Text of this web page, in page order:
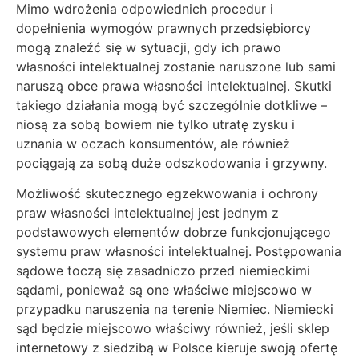
Mimo wdrożenia odpowiednich procedur i
dopełnienia wymogów prawnych przedsiębiorcy
mogą znaleźć się w sytuacji, gdy ich prawo
własności intelektualnej zostanie naruszone lub sami
naruszą obce prawa własności intelektualnej. Skutki
takiego działania mogą być szczególnie dotkliwe –
niosą za sobą bowiem nie tylko utratę zysku i
uznania w oczach konsumentów, ale również
pociągają za sobą duże odszkodowania i grzywny.
Możliwość skutecznego egzekwowania i ochrony
praw własności intelektualnej jest jednym z
podstawowych elementów dobrze funkcjonującego
systemu praw własności intelektualnej. Postępowania
sądowe toczą się zasadniczo przed niemieckimi
sądami, ponieważ są one właściwe miejscowo w
przypadku naruszenia na terenie Niemiec. Niemiecki
sąd będzie miejscowo właściwy również, jeśli sklep
internetowy z siedzibą w Polsce kieruje swoją ofertę